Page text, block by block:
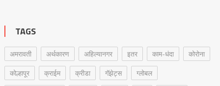
TAGS
अमरावती अर्थकारण अहिल्यानगर इतर काम-धंदा
कोरोना
कोल्हापूर
क्राईम क्रीडा गॅझेट्स
ग्लोबल